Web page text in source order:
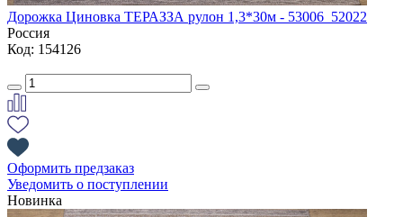
Дорожка Циновка ТЕРАЗЗА рулон 1,3*30м - 53006_52022
Россия
Код: 154126
Оформить предзаказ
Уведомить о поступлении
Новинка